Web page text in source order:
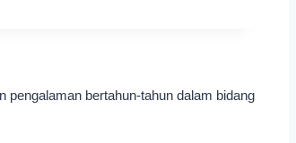
bertahun-tahun dalam bidang